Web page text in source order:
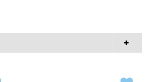
speelgoed auto voor uw